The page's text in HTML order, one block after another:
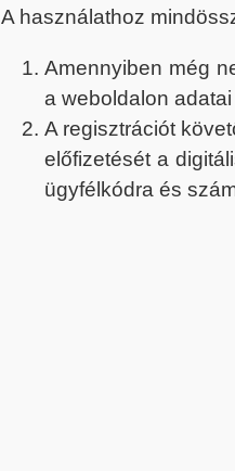
A használathoz
Amennyiben még
a weboldalon
A regisztrációt
előfizetését a
ügyfélkódra és